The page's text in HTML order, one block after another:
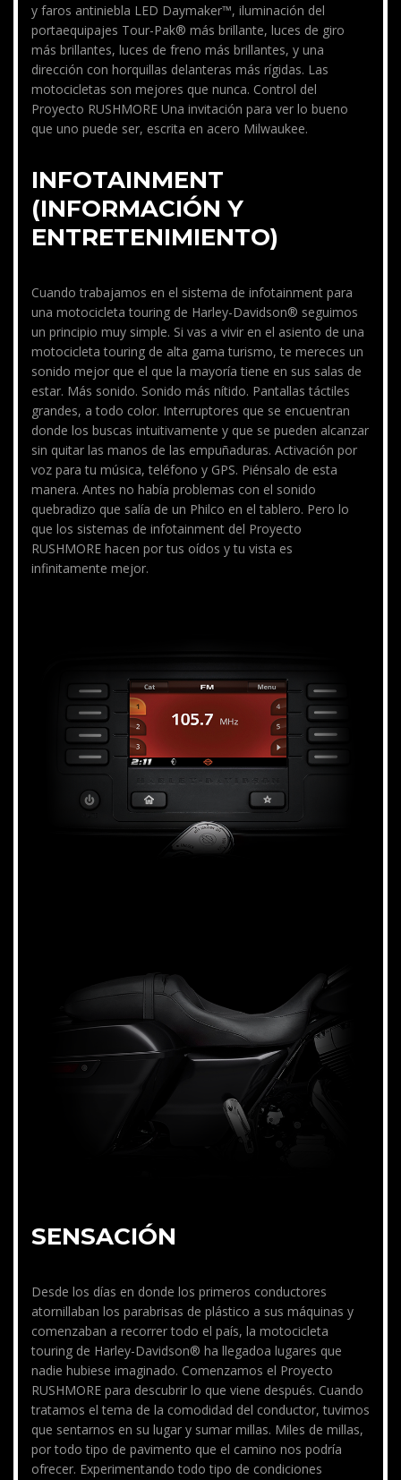
y faros antiniebla LED Daymaker™, iluminación del
portaequipajes Tour-Pak® más brillante, luces de giro
más brillantes, luces de freno más brillantes, y una
dirección con horquillas delanteras más rígidas. Las
motocicletas son mejores que nunca. Control del
Proyecto RUSHMORE Una invitación para ver lo bueno
que uno puede ser, escrita en acero Milwaukee.
INFOTAINMENT
(INFORMACIÓN Y
ENTRETENIMIENTO)
Cuando trabajamos en el sistema de infotainment para
una motocicleta touring de Harley-Davidson® seguimos
un principio muy simple. Si vas a vivir en el asiento de una
motocicleta touring de alta gama turismo, te mereces un
sonido mejor que el que la mayoría tiene en sus salas de
estar. Más sonido. Sonido más nítido. Pantallas táctiles
grandes, a todo color. Interruptores que se encuentran
donde los buscas intuitivamente y que se pueden alcanzar
sin quitar las manos de las empuñaduras. Activación por
voz para tu música, teléfono y GPS. Piénsalo de esta
manera. Antes no había problemas con el sonido
quebradizo que salía de un Philco en el tablero. Pero lo
que los sistemas de infotainment del Proyecto
RUSHMORE hacen por tus oídos y tu vista es
infinitamente mejor.
SENSACIÓN
Desde los días en donde los primeros conductores
atornillaban los parabrisas de plástico a sus máquinas y
comenzaban a recorrer todo el país, la motocicleta
touring de Harley-Davidson® ha llegadoa lugares que
nadie hubiese imaginado. Comenzamos el Proyecto
RUSHMORE para descubrir lo que viene después. Cuando
tratamos el tema de la comodidad del conductor, tuvimos
que sentarnos en su lugar y sumar millas. Miles de millas,
por todo tipo de pavimento que el camino nos podría
ofrecer. Experimentando todo tipo de condiciones